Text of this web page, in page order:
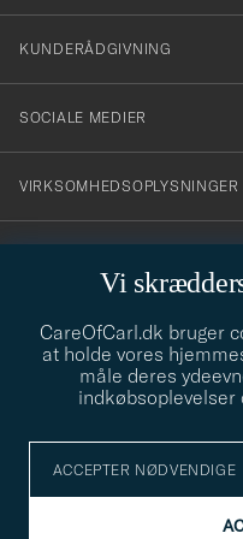
Vi
CareOfCarl.dk bruger
at holde vores
måle deres
indkøbsoplevelser
ACCEPTER NØDVENDIGE
nyhetsbrev!
KUNDERÅDGIVNING
SOCIALE MEDIER
VIRKSOMHEDSOPLYSNINGER
info@careofcarl.dk
Behøver du hjælp til at
gerne til!
STILRÅD